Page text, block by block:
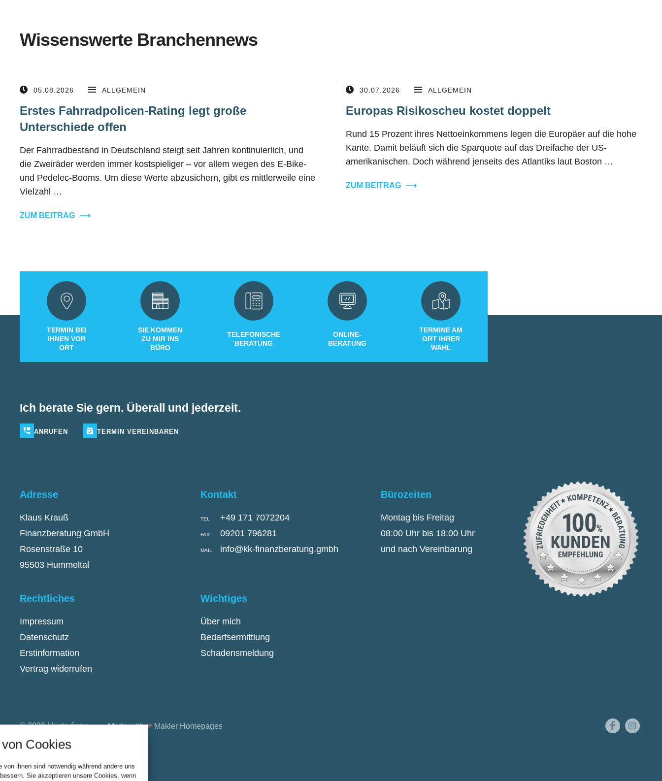
Wissenswerte Branchennews
05.08.2026 ALLGEMEIN
Erstes Fahrradpolicen-Rating legt große
Unterschiede offen
Der Fahrradbestand in Deutschland steigt seit Jahren kontinuierlich, und
die Zweiräder werden immer kostspieliger – vor allem wegen des E-Bike-
und Pedelec-Booms. Um diese Werte abzusichern, gibt es mittlerweile eine
Vielzahl …
ZUM BEITRAG ⟶
30.07.2026 ALLGEMEIN
Europas Risikoscheu kostet doppelt
Rund 15 Prozent ihres Nettoeinkommens legen die Europäer auf die hohe
Kante. Damit beläuft sich die Sparquote auf das Dreifache der US-
amerikanischen. Doch während jenseits des Atlantiks laut Boston …
ZUM BEITRAG ⟶
TERMIN BEI
IHNEN VOR
ORT
SIE KOMMEN
ZU MIR INS
BÜRO
TELEFONISCHE
BERATUNG
ONLINE-
BERATUNG
TERMINE AM
ORT IHRER
WAHL
Ich berate Sie gern. Überall und jederzeit.
ANRUFEN TERMIN VEREINBAREN
Adresse
Klaus Krauß
Finanzberatung GmbH
Rosenstraße 10
95503 Hummeltal
Kontakt
TEL +49 171 7072204
FAX 09201 796281
MAIL info@kk-finanzberatung.gmbh
Bürozeiten
Montag bis Freitag
08:00 Uhr bis 18:00 Uhr
und nach Vereinbarung
Rechtliches
Impressum
Datenschutz
Erstinformation
Vertrag widerrufen
Wichtiges
Über mich
Bedarfsermittlung
Schadensmeldung
© 2026 Musterfirma Made with❤ Makler Homepages
Cookies
ihnen sind notwendig während andere uns
Sie akzeptieren unsere Cookies, wenn
Cookies und Skripte. Sie haben die
Performance